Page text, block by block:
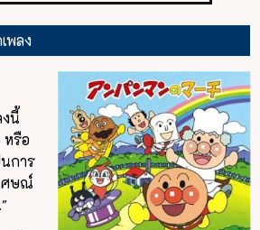
พลง
งนี้
หรือ
การ
ศษณ์